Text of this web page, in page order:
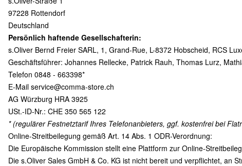
97228 Rottendorf
Deutschland
Persönlich haftende Gesellschafterin:
s.Oliver Bernd Freier SARL, 1, Grand-Rue, L-8372 Hobscheid, RCS
Geschäftsführer: Johannes Rellecke, Patrick Rauh, Thomas Lurz,
Telefon 0848 - 663398*
E-Mail service@comma-store.ch
AG Würzburg HRA 3925
USt.-ID-Nr.: CHE 350 565 122
* (regulärer Festnetztarif Ihres Telefonanbieters, ggf. kostenfrei bei
Online-Streitbeilegung gemäß Art. 14 Abs. 1 ODR-Verordnung:
Die Europäische Kommission stellt eine Plattform zur Online-
Die s.Oliver Sales GmbH & Co. KG ist nicht bereit und verpflichtet, an